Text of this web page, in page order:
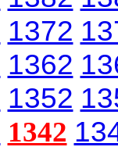
1372
1362
1352
1342